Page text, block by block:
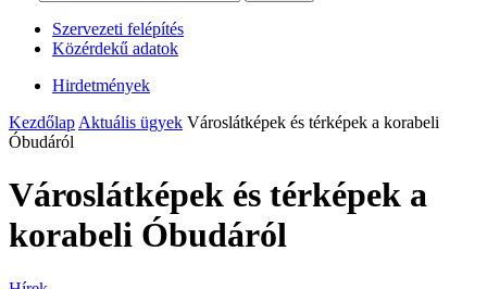
Szervezeti felépítés
Közérdekű adatok
Hirdetmények
Kezdőlap Aktuális ügyek Városlátképek és térképek a korabeli
Óbudáról
Városlátképek és térképek a
korabeli Óbudáról